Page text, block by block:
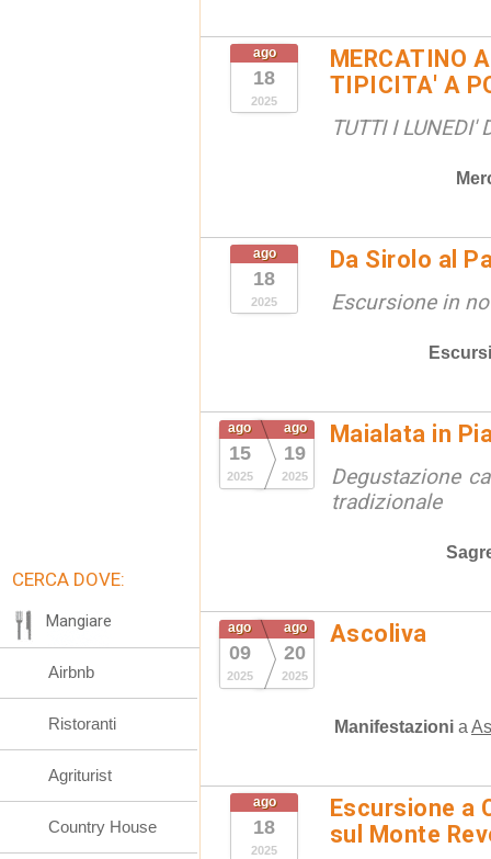
ago
18
2025
MERCATINO
TIPICITA' A
TUTTI I LUNEDI'
ago
18
2025
Da Sirolo al
Escursione in
ago
15
2025
ago
19
2025
Maialata in
Degustazione
tradizionale
ago
09
2025
ago
20
2025
Ascoliva
Manifestazioni a
ago
18
2025
Escursione a
sul Monte
CERCA DOVE:
Mangiare
Airbnb
Ristoranti
Agriturist
Country House